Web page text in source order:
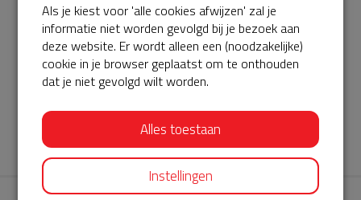
AED360-ProCardio
ServiceBuurtAED wordt aangeboden door de Hartstichting en
AED360-ProCardio. Net als bij BuurtAED is AED360-ProCardio
de leverancier van het servicepakket en ontzorgen zij jou de
komende jaren. AED360-ProCardio is gespecialiseerd in de
levering en het onderhoud van Philips AED’s.
Als je kiest voor 'alle cookies afwijzen' zal je
informatie niet worden gevolgd bij je bezoek aan
deze website. Er wordt alleen een (noodzakelijke)
cookie in je browser geplaatst om te onthouden
dat je niet gevolgd wilt worden.
Alles toestaan
Instellingen